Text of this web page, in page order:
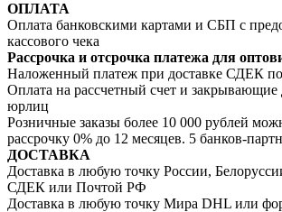
ОПЛАТА
Оплата банковскими картами и СБП с
кассового чека
Рассрочка и отсрочка платежа для
Наложенный платеж при доставке СДЕК
Оплата на рассчетный счет и
юрлиц
Розничные заказы более 10 000 рублей
рассрочку 0% до 12 месяцев. 5 банков-
ДОСТАВКА
Доставка в любую точку России,
СДЕК или Почтой РФ
Доставка в любую точку Мира DHL или